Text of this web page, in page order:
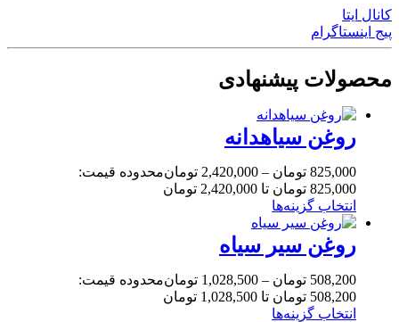
کانال ایتا
پیج اینستاگرام
محصولات پیشنهادی
روغن سیاهدانه
825,000 تومان –
2,420,000 تومانمحدوده قیمت:
825,000 تومان تا 2,420,000 تومان
انتخاب گزینه‌ها
روغن سیر سیاه
508,200 تومان –
1,028,500 تومانمحدوده قیمت:
508,200 تومان تا 1,028,500 تومان
انتخاب گزینه‌ها